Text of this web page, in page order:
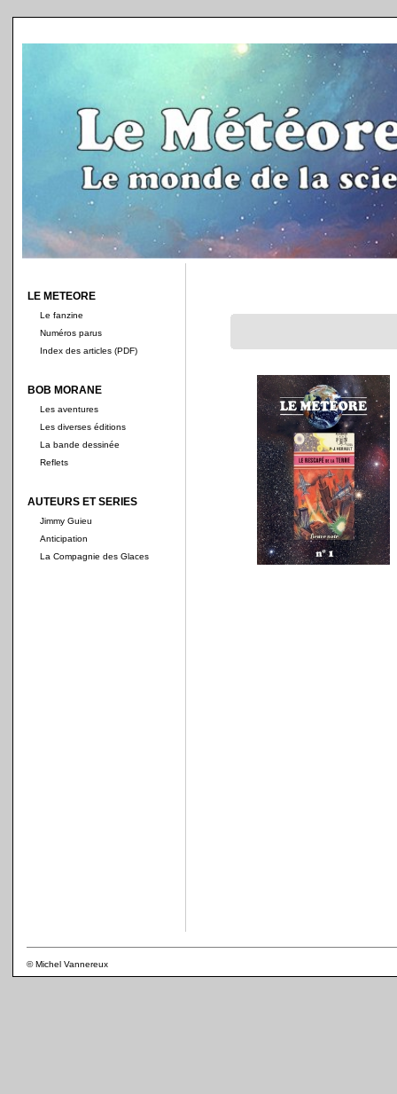
LE METEORE
Le fanzine
Numéros parus
Index des articles (PDF)
BOB MORANE
Les aventures
Les diverses éditions
La bande dessinée
Reflets
AUTEURS ET SERIES
Jimmy Guieu
Anticipation
La Compagnie des Glaces
© Michel Vannereux